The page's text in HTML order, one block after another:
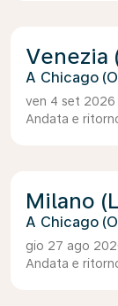
Venezia
Chicago
ven 4 set 2026
Andata e
Milano
Chicago
gio 27 ago
Andata e